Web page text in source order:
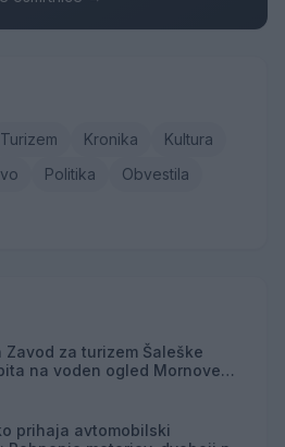
Turizem Kronika
Kultura
Politika
Obvestila
Zavod za turizem Šaleške
na voden ogled Mornove
prihaja avtomobilski